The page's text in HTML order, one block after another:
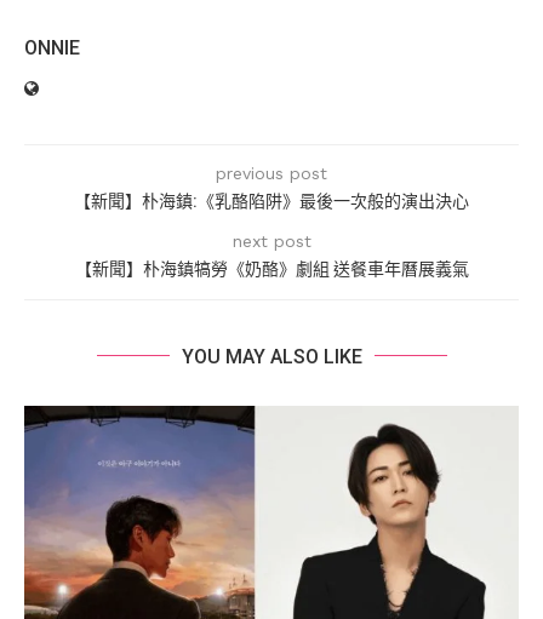
ONNIE
previous post
【新聞】朴海鎮:《乳酪陷阱》最後一次般的演出決心
next post
【新聞】朴海鎮犒勞《奶酪》劇組 送餐車年曆展義氣
YOU MAY ALSO LIKE